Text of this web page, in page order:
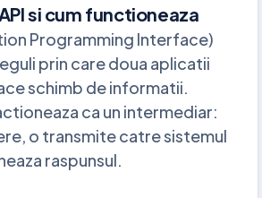
si cum functioneaza
Programming Interface)
prin care doua aplicatii
schimb de informatii.
ca un intermediar:
o transmite catre sistemul
raspunsul.